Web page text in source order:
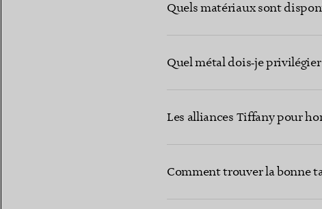
Quels matériaux sont
Quel métal dois‑je
Les alliances Tiffany pour
Comment trouver la bonne